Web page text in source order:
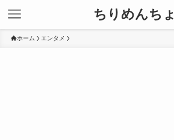
ちりめんちょ
ホーム エンタメ